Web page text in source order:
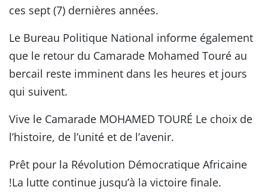
ces sept (7) dernières années.
Le Bureau Politique National informe également
que le retour du Camarade Mohamed Touré au
bercail reste imminent dans les heures et jours
qui suivent.
Vive le Camarade MOHAMED TOURÉ Le choix de
l’histoire, de l’unité et de l’avenir.
Prêt pour la Révolution Démocratique Africaine
!La lutte continue jusqu’à la victoire finale.